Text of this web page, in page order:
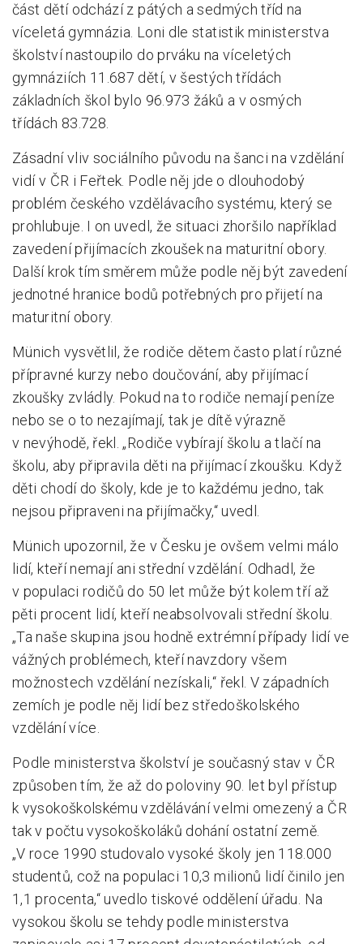
část dětí odchází z pátých a sedmých tříd na
víceletá gymnázia. Loni dle statistik ministerstva
školství nastoupilo do prváku na víceletých
gymnáziích 11.687 dětí, v šestých třídách
základních škol bylo 96.973 žáků a v osmých
třídách 83.728.
Zásadní vliv sociálního původu na šanci na vzdělání
vidí v ČR i Feřtek. Podle něj jde o dlouhodobý
problém českého vzdělávacího systému, který se
prohlubuje. I on uvedl, že situaci zhoršilo například
zavedení přijímacích zkoušek na maturitní obory.
Další krok tím směrem může podle něj být zavedení
jednotné hranice bodů potřebných pro přijetí na
maturitní obory.
Münich vysvětlil, že rodiče dětem často platí různé
přípravné kurzy nebo doučování, aby přijímací
zkoušky zvládly. Pokud na to rodiče nemají peníze
nebo se o to nezajímají, tak je dítě výrazně
v nevýhodě, řekl. „Rodiče vybírají školu a tlačí na
školu, aby připravila děti na přijímací zkoušku. Když
děti chodí do školy, kde je to každému jedno, tak
nejsou připraveni na přijímačky,“ uvedl.
Münich upozornil, že v Česku je ovšem velmi málo
lidí, kteří nemají ani střední vzdělání. Odhadl, že
v populaci rodičů do 50 let může být kolem tří až
pěti procent lidí, kteří neabsolvovali střední školu.
„Ta naše skupina jsou hodně extrémní případy lidí ve
vážných problémech, kteří navzdory všem
možnostech vzdělání nezískali,“ řekl. V západních
zemích je podle něj lidí bez středoškolského
vzdělání více.
Podle ministerstva školství je současný stav v ČR
způsoben tím, že až do poloviny 90. let byl přístup
k vysokoškolskému vzdělávání velmi omezený a ČR
tak v počtu vysokoškoláků dohání ostatní země.
„V roce 1990 studovalo vysoké školy jen 118.000
studentů, což na populaci 10,3 milionů lidí činilo jen
1,1 procenta,“ uvedlo tiskové oddělení úřadu. Na
vysokou školu se tehdy podle ministerstva